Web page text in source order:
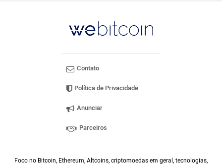
Contato
Política de Privacidade
Anunciar
Parceiros
Foco no Bitcoin, Ethereum, Altcoins, criptomoedas em geral, tecnologias,